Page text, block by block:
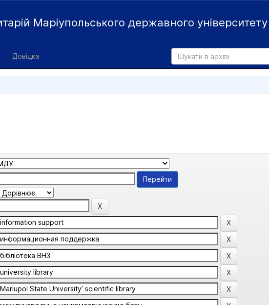
Маріупольського державного університету
Довідка